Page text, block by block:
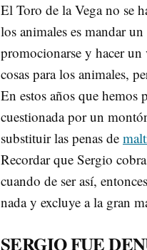
El Toro de la Vega no se
los animales es mandar
promocionarse y hacer
cosas para los animales,
En estos años que hemos
cuestionada por un
substituir las penas de
Recordar que Sergio
cuando de ser así,
nada y excluye a la gran
SERGIO FUE